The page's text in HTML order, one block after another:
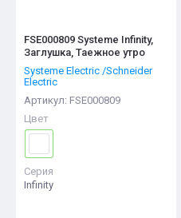
FSE000809 Systeme Infinity,
Заглушка, Таежное утро
Systeme Electric /Schneider
Electric
Артикул: FSE000809
Цвет
Серия
Infinity